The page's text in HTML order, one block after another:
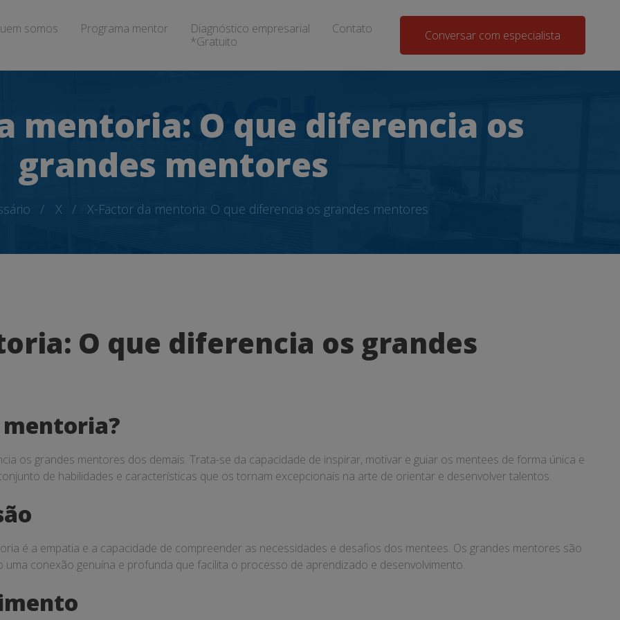
somos Programa mentor
Diagnóstico empresarial
*Gratuito
Contato Conversar com especialista
mentoria: O que diferencia os
grandes mentores
X X-Factor da mentoria: O que diferencia os grandes mentores
O que diferencia os grandes
mentoria?
os grandes mentores dos demais. Trata-se da capacidade de inspirar, motivar e guiar os mentees de forma única e
de habilidades e características que os tornam excepcionais na arte de orientar e desenvolver talentos.
é a empatia e a capacidade de compreender as necessidades e desafios dos mentees. Os grandes mentores são
conexão genuína e profunda que facilita o processo de aprendizado e desenvolvimento.